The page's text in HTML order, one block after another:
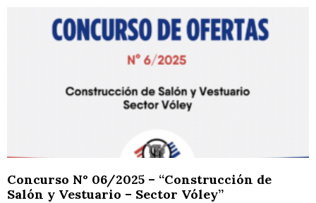
Concurso N° 06/2025 – “Construcción de
Salón y Vestuario – Sector Vóley”